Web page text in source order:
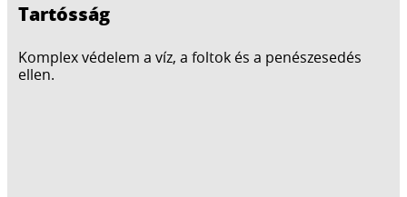
Tartósság
Komplex védelem a víz, a foltok és a penészesedés
ellen.